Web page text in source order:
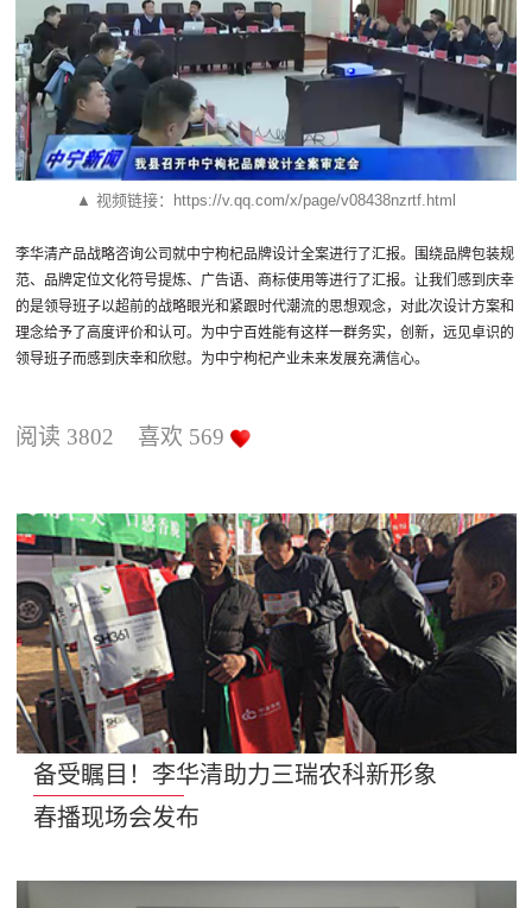
▲ 视频链接：https://v.qq.com/x/page/v08438nzrtf.html
李华清产品战略咨询公司就中宁枸杞品牌设计全案进行了汇报。围绕品牌包装规
范、品牌定位文化符号提炼、广告语、商标使用等进行了汇报。让我们感到庆幸
的是领导班子以超前的战略眼光和紧跟时代潮流的思想观念，对此次设计方案和
理念给予了高度评价和认可。为中宁百姓能有这样一群务实，创新，远见卓识的
领导班子而感到庆幸和欣慰。为中宁枸杞产业未来发展充满信心。
阅读 3802 喜欢 569
备受瞩目！李华清助力三瑞农科新形象
春播现场会发布